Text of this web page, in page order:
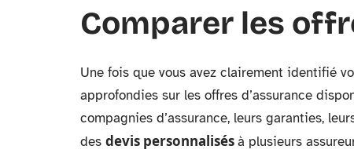
Comparer les
Une fois que vous avez clairement identifié
approfondies sur les offres d’assurance
compagnies d’assurance, leurs garanties,
des devis personnalisésà plusieurs